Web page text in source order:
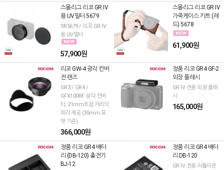
스몰리그 리코 GR IV
용 UV필터 5679
SR5679 / 리코 GR IV
용 UV필터
57,900원
스몰리그 리코 GR IV
가죽케이스 키트 (레
드) 5678
61,900원
리코 GW-4 광각 컨버
전 렌즈
GR3 / GR4 /
GFX100RF 광각 컨버
터, 21mm초점 거리의
화각 제공 (35mm 포
맷 기준)
366,000원
정품 리코 GR4 GF-2
외장 플래시
GR IV 전용 외장 플래
시
165,000원
정품 리코 GR4 배터
리 (DB-120) 충전기
BJ-12
정품 리코 GR4 배터
리 DB-120
GR IV 전용 리튬이온